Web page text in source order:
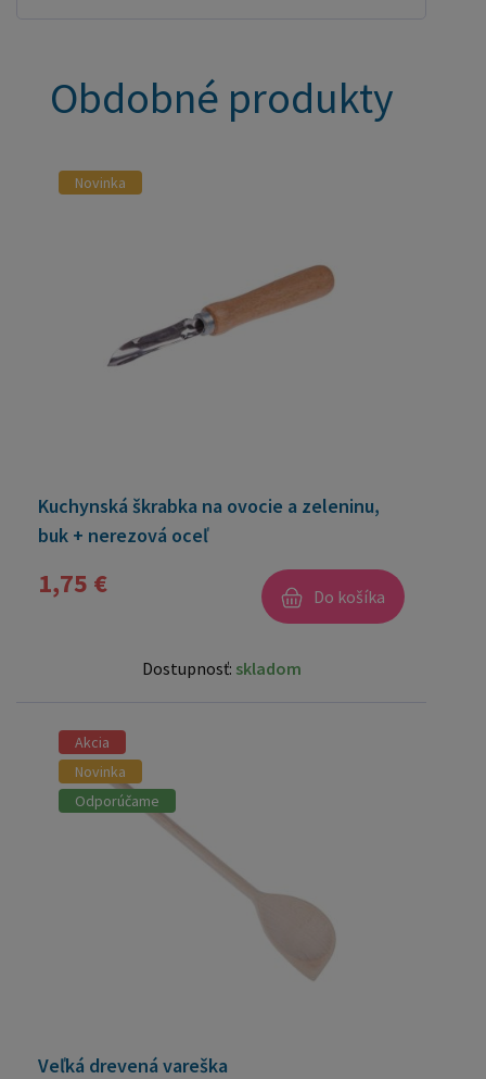
Obdobné produkty
Novinka
Kuchynská škrabka na ovocie a zeleninu,
buk + nerezová oceľ
1,75 € Do košíka
Dostupnosť: skladom
Akcia
Novinka
Odporúčame
Veľká drevená vareška